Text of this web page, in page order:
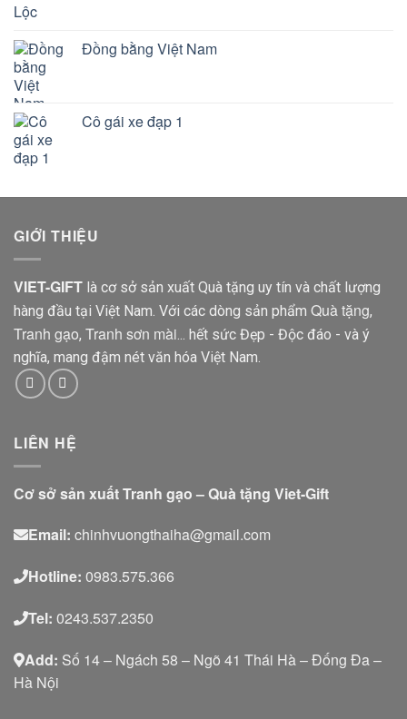
Đồng bằng Việt Nam
Cô gái xe đạp 1
GIỚI THIỆU
VIET-GIFT là cơ sở sản xuất Quà tặng uy tín và chất lượng
hàng đầu tại Việt Nam. Với các dòng sản phẩm Quà tặng,
Tranh gạo, Tranh sơn mài... hết sức Đẹp - Độc đáo - và ý
nghĩa, mang đậm nét văn hóa Việt Nam.
LIÊN HỆ
Cơ sở sản xuất Tranh gạo – Quà tặng Viet-Gift
Email: chinhvuongthaiha@gmail.com
Hotline: 0983.575.366
Tel: 0243.537.2350
Add: Số 14 – Ngách 58 – Ngõ 41 Thái Hà – Đống Đa –
Hà Nội